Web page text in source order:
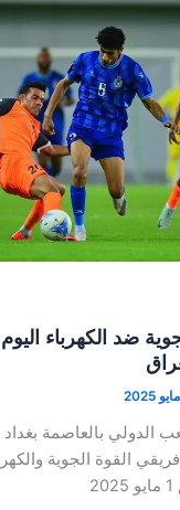
ضد الكهرباء
الدولي بالعاصمة
القوة الجوية